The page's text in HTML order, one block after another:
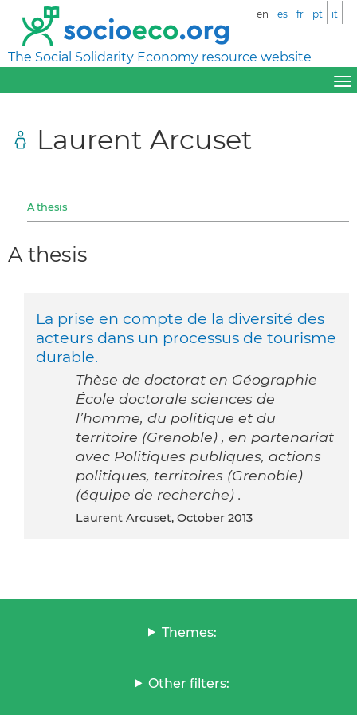
The Social Solidarity Economy resource website
en es fr pt it
Laurent Arcuset
A thesis
A thesis
La prise en compte de la diversité des
acteurs dans un processus de tourisme
durable.
Thèse de doctorat en Géographie
École doctorale sciences de
l’homme, du politique et du
territoire (Grenoble) , en partenariat
avec Politiques publiques, actions
politiques, territoires (Grenoble)
(équipe de recherche) .
Laurent Arcuset, October 2013
Themes:
Other filters: